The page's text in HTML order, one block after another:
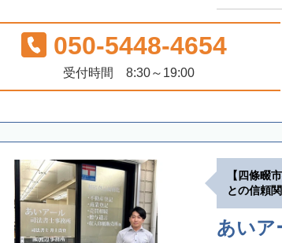
050-5448-4654
受付時間 8:30～19:00
【四條畷
との信頼
あいア